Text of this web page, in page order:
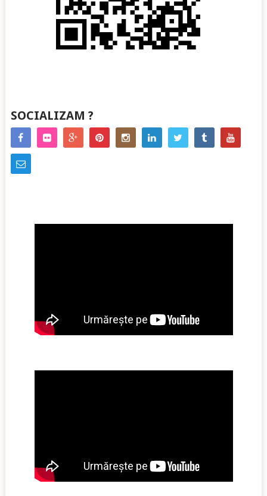
SOCIALIZAM ?